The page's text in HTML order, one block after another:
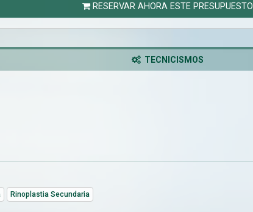
RESERVAR AHORA ESTE PRESUPUESTO
TECNICISMOS
Rinoplastia Secundaria